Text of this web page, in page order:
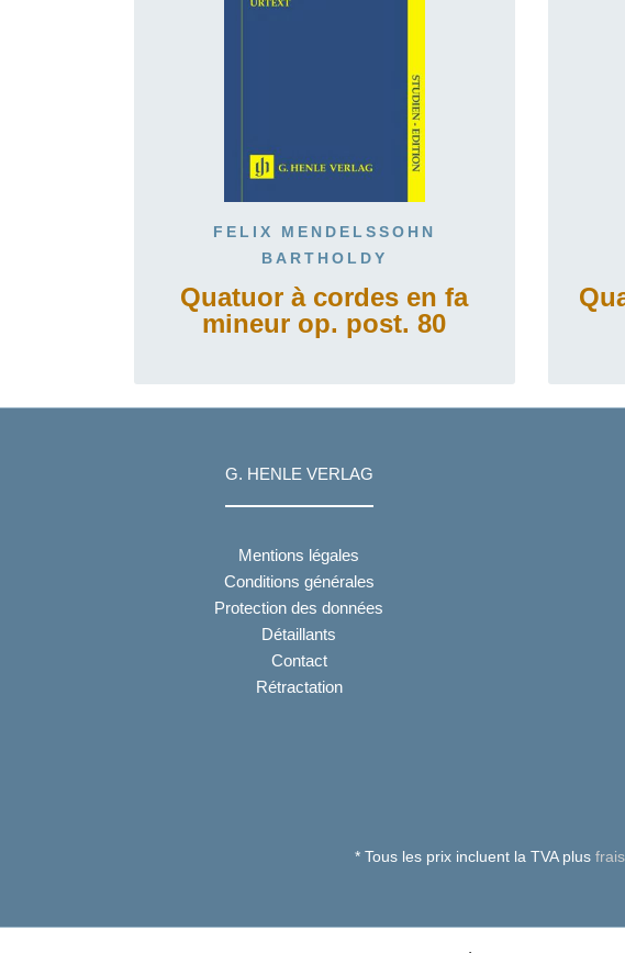
FELIX MENDELSSOHN
BARTHOLDY
Quatuor à cordes en fa
mineur op. post. 80
G. HENLE VERLAG
Mentions légales
Conditions générales
Protection des données
Détaillants
Contact
Rétractation
* Tous les prix incluent la TVA plus